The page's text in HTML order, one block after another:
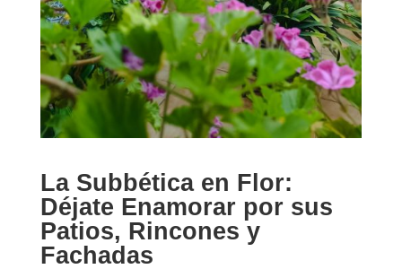
La Subbética en Flor:
Déjate Enamorar por sus
Patios, Rincones y
Fachadas